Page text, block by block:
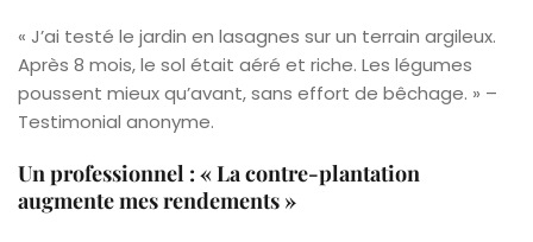
« J’ai testé le jardin en lasagnes sur un terrain argileux.
Après 8 mois, le sol était aéré et riche. Les légumes
poussent mieux qu’avant, sans effort de bêchage. » –
Testimonial anonyme.
Un professionnel : « La contre-plantation
augmente mes rendements »